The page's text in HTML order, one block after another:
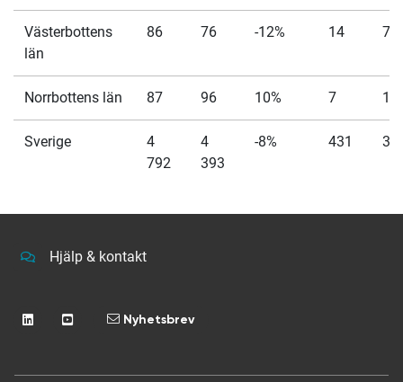
Västerbottens
län
86 76 -12% 14 7
Norrbottens län 87 96 10% 7 11
Sverige
4
792
4
393
-8% 431
Hjälp & kontakt
Nyhetsbrev